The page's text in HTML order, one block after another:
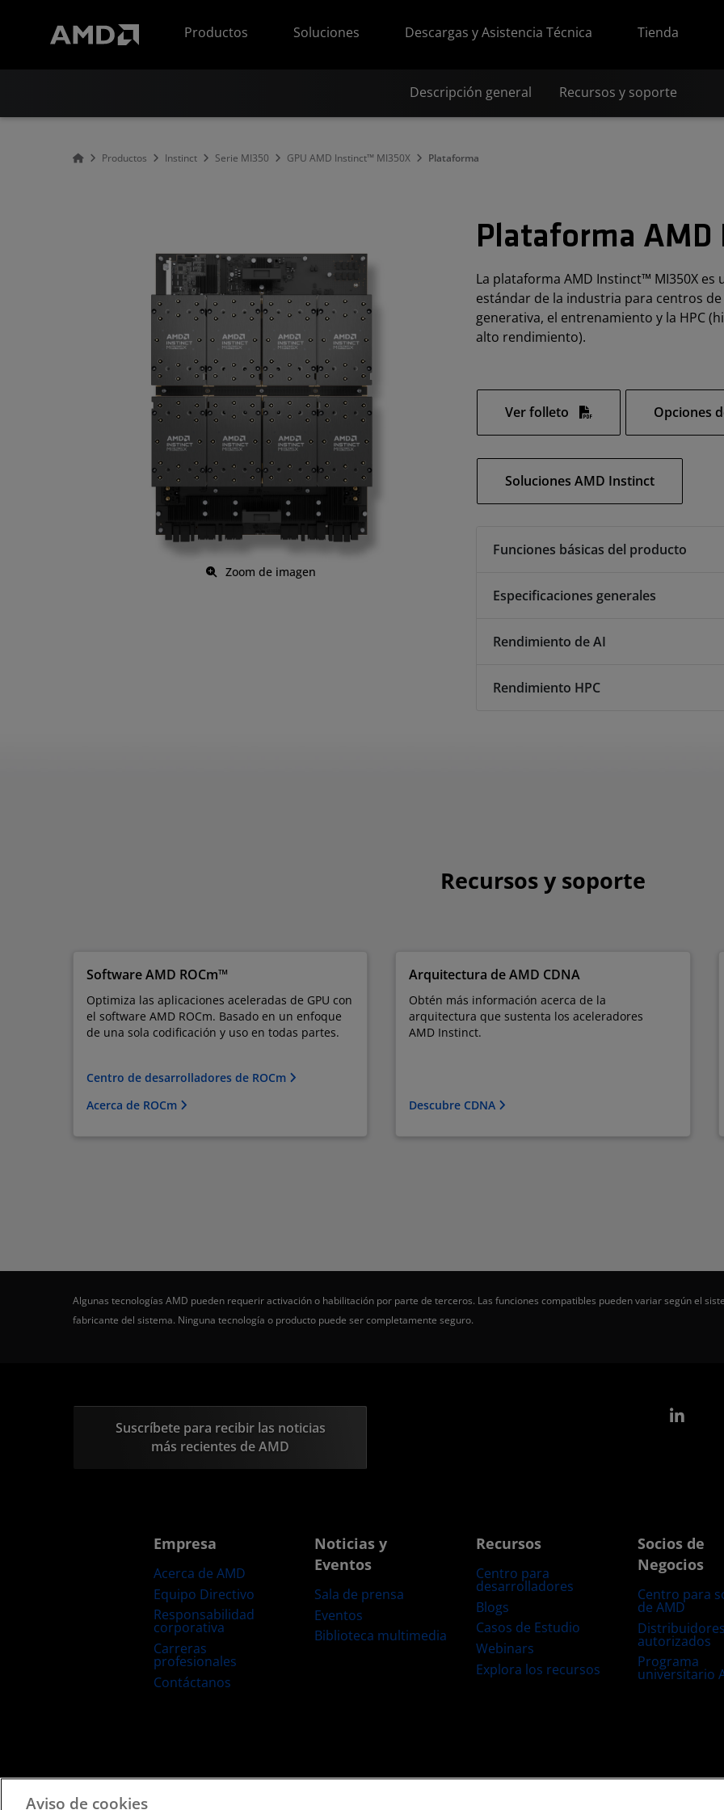
Productos
Soluciones Descargas y Asistencia Técnica Tienda
Descripción general Recursos y soporte
Productos Instinct Serie MI350 GPU AMD Instinct™ MI350X Plataforma
Zoom de imagen
Plataforma
La plataforma AMD Instinct™ MI350X
estándar de la industria para centros
generativa, el entrenamiento y la HPC
alto rendimiento).
Ver folleto Opciones
Soluciones AMD Instinct
Funciones básicas del producto
Especificaciones generales
Rendimiento de AI
Rendimiento HPC
Recursos y soporte
Software AMD ROCm™
Optimiza las aplicaciones aceleradas de GPU con
el software AMD ROCm. Basado en un enfoque
de una sola codificación y uso en todas partes.
Centro de desarrolladores de ROCm
Acerca de ROCm
Arquitectura de AMD CDNA
Obtén más información acerca de la
arquitectura que sustenta los aceleradores
AMD Instinct.
Descubre CDNA
Algunas tecnologías AMD pueden requerir activación o habilitación por parte de terceros. Las funciones compatibles pueden variar según el
fabricante del sistema. Ninguna tecnología o producto puede ser completamente seguro.
Suscríbete para recibir las noticias
más recientes de AMD
Empresa
Acerca de AMD
Equipo Directivo
Responsabilidad
corporativa
Carreras
profesionales
Contáctanos
Noticias y
Eventos
Sala de prensa
Eventos
Biblioteca multimedia
Recursos
Centro para
desarrolladores
Blogs
Casos de Estudio
Webinars
Explora los recursos
Socios de
Negocios
Centro para
de AMD
Distribuidores
autorizados
Programa
universitario
Términos y Condiciones
Aviso de cookies